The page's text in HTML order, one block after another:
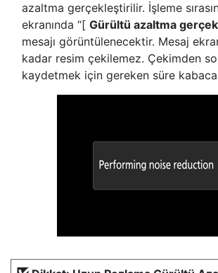
azaltma gerçekleştirilir. İşleme
ekranında “[ Gürültü azaltma
mesajı görüntülenecektir. Mesaj
kadar resim çekilemez. Çekimden
kaydetmek için gereken süre kabaca